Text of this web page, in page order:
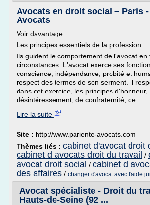
Avocats en droit social – Paris
Avocats
Voir davantage
Les principes essentiels de la profession :
Ils guident le comportement de l'avocat en
circonstances. L'avocat exerce ses
conscience, indépendance, probité et
respect des termes de son serment. Il
dans cet exercice, les principes d'honneur,
désintéressement, de confraternité, de...
Lire la suite
Site : http://www.pariente-avocats.com
Thèmes liés : cabinet d'avocat droit
cabinet d avocats droit du travail /
avocat droit social / cabinet d
des affaires / changer d'avocat avec l'aide
Avocat spécialiste - Droit du
Hauts-de-Seine (92 ...